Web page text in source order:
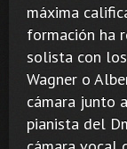
máxima
formación ha
solista con
Wagner o
cámara junto
pianista del